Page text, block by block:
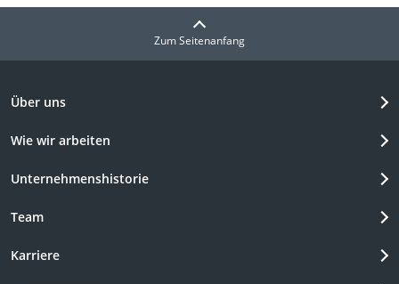
Zum Seitenanfang
Über uns
Wie wir arbeiten
Unternehmenshistorie
Team
Karriere